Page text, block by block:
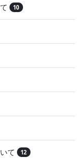
10
て 12